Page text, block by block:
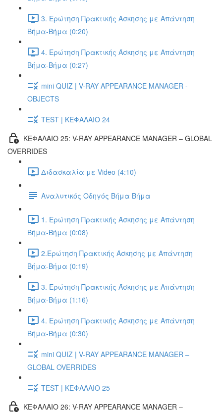
3. Ερώτηση Πρακτικής Άσκησης με Απάντηση
Βήμα-Βήμα (0:20)
4. Ερώτηση Πρακτικής Άσκησης με Απάντηση
Βήμα-Βήμα (0:27)
mini QUIZ | V-RAY APPEARANCE MANAGER -
OBJECTS
TEST | ΚΕΦΑΛΑΙΟ 24
ΚΕΦΑΛΑΙΟ 25: V-RAY APPEARANCE MANAGER – GLOBAL
OVERRIDES
Διδασκαλία με Video (4:10)
Αναλυτικός Οδηγός Βήμα Βήμα
1. Ερώτηση Πρακτικής Άσκησης με Απάντηση
Βήμα-Βήμα (0:08)
2.Ερώτηση Πρακτικής Άσκησης με Απάντηση
Βήμα-Βήμα (0:19)
3. Ερώτηση Πρακτικής Άσκησης με Απάντηση
Βήμα-Βήμα (1:16)
4. Ερώτηση Πρακτικής Άσκησης με Απάντηση
Βήμα-Βήμα (0:30)
mini QUIZ | V-RAY APPEARANCE MANAGER –
GLOBAL OVERRIDES
TEST | ΚΕΦΑΛΑΙΟ 25
ΚΕΦΑΛΑΙΟ 26: V-RAY APPEARANCE MANAGER –